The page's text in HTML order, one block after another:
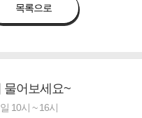
목록으로
물어보세요~
10시 ~ 16시